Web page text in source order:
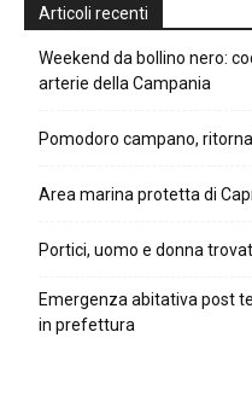
Articoli recenti
Weekend da bollino nero:
arterie della Campania
Pomodoro campano,
Area marina protetta di
Portici, uomo e donna
Emergenza abitativa post
in prefettura